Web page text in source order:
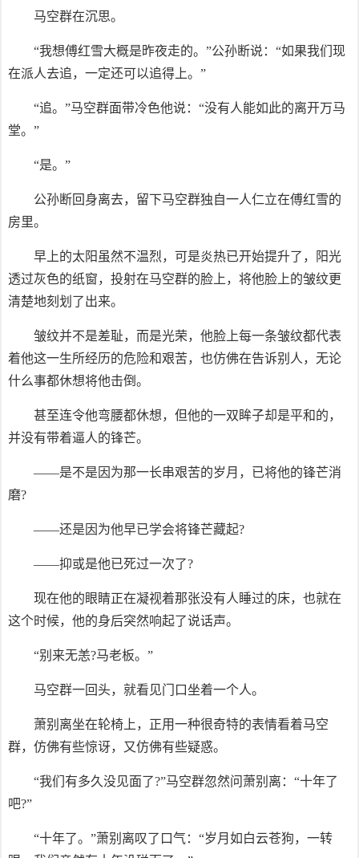
马空群在沉思。
“我想傅红雪大概是昨夜走的。”公孙断说：“如果我们现
在派人去追，一定还可以追得上。”
“追。”马空群面带冷色他说：“没有人能如此的离开万马
堂。”
“是。”
公孙断回身离去，留下马空群独自一人仁立在傅红雪的
房里。
早上的太阳虽然不温烈，可是炎热已开始提升了，阳光
透过灰色的纸窗，投射在马空群的脸上，将他脸上的皱纹更
清楚地刻划了出来。
皱纹并不是差耻，而是光荣，他脸上每一条皱纹都代表
着他这一生所经历的危险和艰苦，也仿佛在告诉别人，无论
什么事都休想将他击倒。
甚至连令他弯腰都休想，但他的一双眸子却是平和的，
并没有带着逼人的锋芒。
——是不是因为那一长串艰苦的岁月，已将他的锋芒消
磨?
——还是因为他早已学会将锋芒藏起?
——抑或是他已死过一次了?
现在他的眼睛正在凝视着那张没有人睡过的床，也就在
这个时候，他的身后突然响起了说话声。
“别来无恙?马老板。”
马空群一回头，就看见门口坐着一个人。
萧别离坐在轮椅上，正用一种很奇特的表情看着马空
群，仿佛有些惊讶，又仿佛有些疑惑。
“我们有多久没见面了?”马空群忽然问萧别离：“十年了
吧?”
“十年了。”萧别离叹了口气：“岁月如白云苍狗，一转